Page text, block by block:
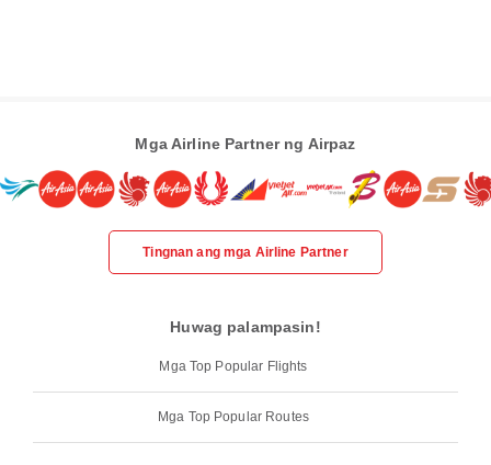
Mga Airline Partner ng Airpaz
Tingnan ang mga Airline Partner
Huwag palampasin!
Mga Top Popular Flights
Mga Top Popular Routes